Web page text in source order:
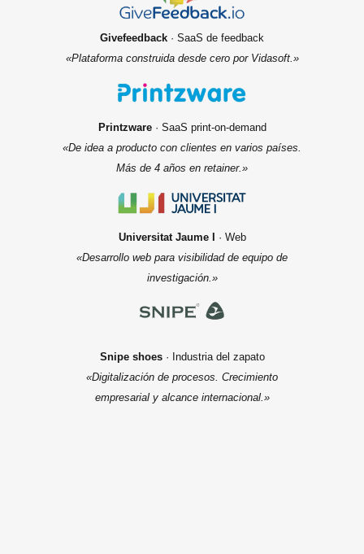
Givefeedback · SaaS de feedback
«Plataforma construida desde cero por Vidasoft.»
Printzware· SaaS print-on-demand
«De idea a producto con clientes en varios países.
Más de 4 años en retainer.»
Universitat Jaume I
· Web
«Desarrollo web para visibilidad de equipo de
investigación.»
Snipe shoes· Industria del zapato
«Digitalización de procesos. Crecimiento
empresarial y alcance internacional.»